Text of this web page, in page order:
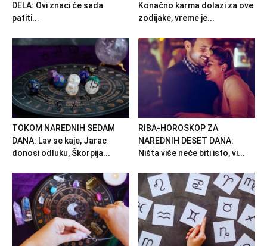
DELA: Ovi znaci će sada
patiti...
Konačno karma dolazi za ove
zodijake, vreme je...
TOKOM NAREDNIH SEDAM
DANA: Lav se kaje, Jarac
donosi odluku, Škorpija...
RIBA-HOROSKOP ZA
NAREDNIH DESET DANA:
Ništa više neće biti isto, vi...